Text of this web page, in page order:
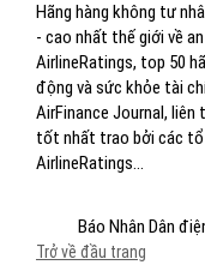
Hãng hàng không tư
- cao nhất thế giới về
AirlineRatings, top 50
động và sức khỏe tài
AirFinance Journal, liên
tốt nhất trao bởi các tổ
AirlineRatings...
Báo Nhân Dân
Trở về đầu trang